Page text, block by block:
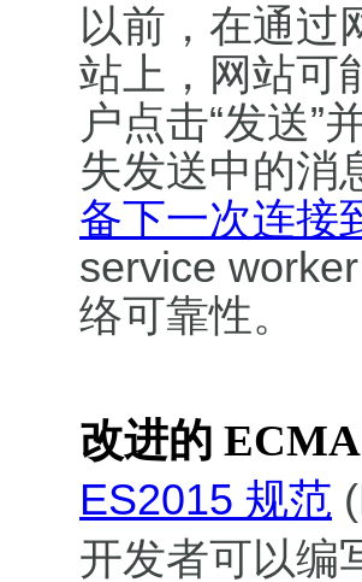
以前，在通过
站上，网站可
户点击“发送”
失发送中的消
备下一次连接
service
络可靠性。
改进的
ES2015 规范
开发者可以编